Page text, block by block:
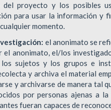
proyecto y los posibles
para usar la información y
momento.
el anonimato se
el anonimato, el/los
sujetos y los grupos e
y archiva el material
y archivarse de manera tal
por personas ajenas a
fueran capaces de